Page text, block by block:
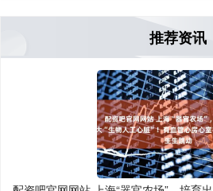
推荐资讯